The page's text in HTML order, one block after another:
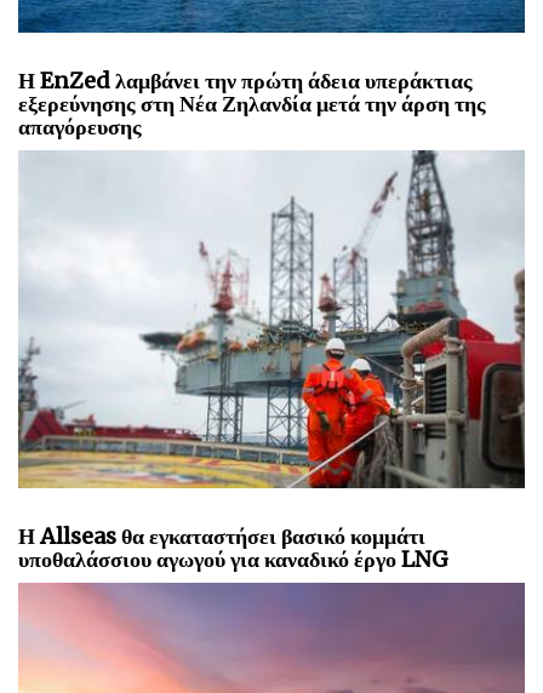
Η EnZed λαμβάνει την πρώτη άδεια υπεράκτιας
εξερεύνησης στη Νέα Ζηλανδία μετά την άρση της
απαγόρευσης
Η Allseas θα εγκαταστήσει βασικό κομμάτι
υποθαλάσσιου αγωγού για καναδικό έργο LNG